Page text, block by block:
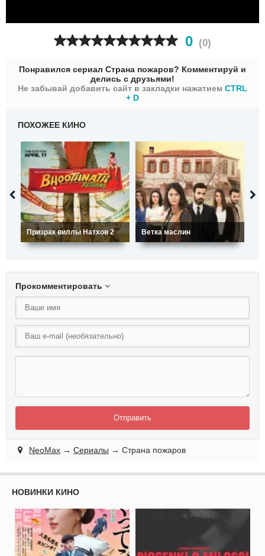
0 (0)
Понравился сериал Страна пожаров? Комментируй и
делись с друзьями!
Не забывай добавить сайт в закладки нажатием CTRL
+ D
ПОХОЖЕЕ КИНО
Призрак виллы Натхов 2 Ветка маслин
Прокомментировать
Отправить
NeoMax → Сериалы → Страна пожаров
НОВИНКИ КИНО